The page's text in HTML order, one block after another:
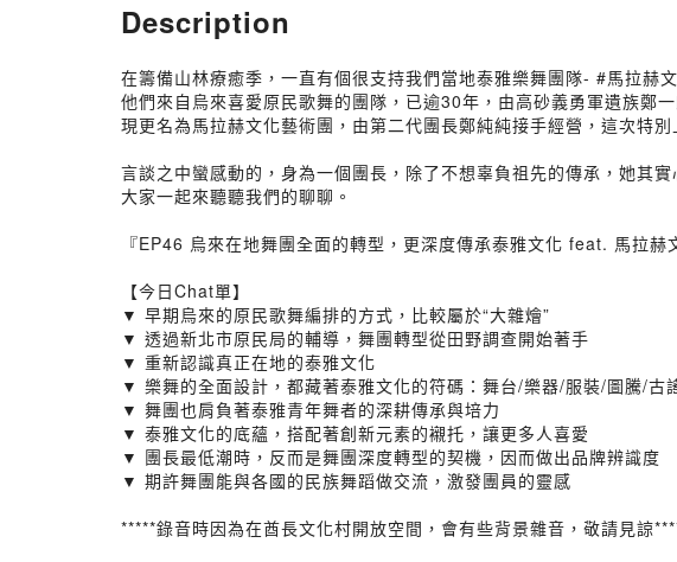
Description
在籌備山林療癒季，一直有個很支持我們當地泰雅樂舞團隊- #馬拉赫
他們來自烏來喜愛原民歌舞的團隊，已逾30年，由高砂義勇軍遺族鄭
現更名為馬拉赫文化藝術團，由第二代團長鄭純純接手經營，這次特
言談之中蠻感動的，身為一個團長，除了不想辜負祖先的傳承，她其
大家一起來聽聽我們的聊聊。
『EP46 烏來在地舞團全面的轉型，更深度傳承泰雅文化 feat. 馬拉赫
【今日Chat單】
▼ 早期烏來的原民歌舞編排的方式，比較屬於“大雜燴”
▼ 透過新北市原民局的輔導，舞團轉型從田野調查開始著手
▼ 重新認識真正在地的泰雅文化
▼ 樂舞的全面設計，都藏著泰雅文化的符碼：舞台/樂器/服裝/圖騰/古
▼ 舞團也肩負著泰雅青年舞者的深耕傳承與培力
▼ 泰雅文化的底蘊，搭配著創新元素的襯托，讓更多人喜愛
▼ 團長最低潮時，反而是舞團深度轉型的契機，因而做出品牌辨識度
▼ 期許舞團能與各國的民族舞蹈做交流，激發團員的靈感
*****錄音時因為在酋長文化村開放空間，會有些背景雜音，敬請見諒